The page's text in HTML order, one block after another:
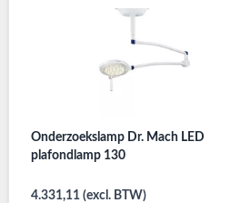
Onderzoekslamp Dr. Mach LED
plafondlamp 130
4.331,11 (excl. BTW)